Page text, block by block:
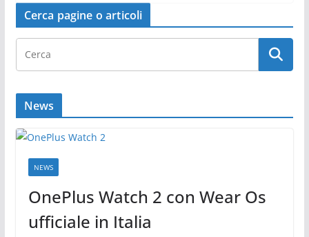
Cerca pagine o articoli
News
NEWS
OnePlus Watch 2 con Wear Os
ufficiale in Italia